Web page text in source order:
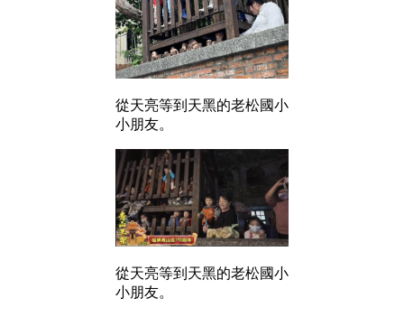
從天亮等到天黑的老松國小
小朋友。
從天亮等到天黑的老松國小
小朋友。